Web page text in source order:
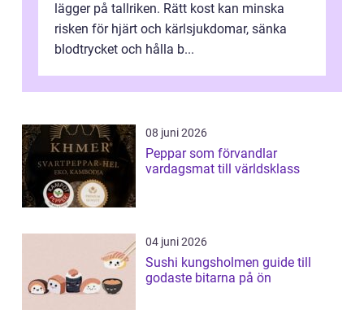
lägger på tallriken. Rätt kost kan minska
risken för hjärt och kärlsjukdomar, sänka
blodtrycket och hålla b...
08 juni 2026
Peppar som förvandlar
vardagsmat till världsklass
04 juni 2026
Sushi kungsholmen guide till
godaste bitarna på ön